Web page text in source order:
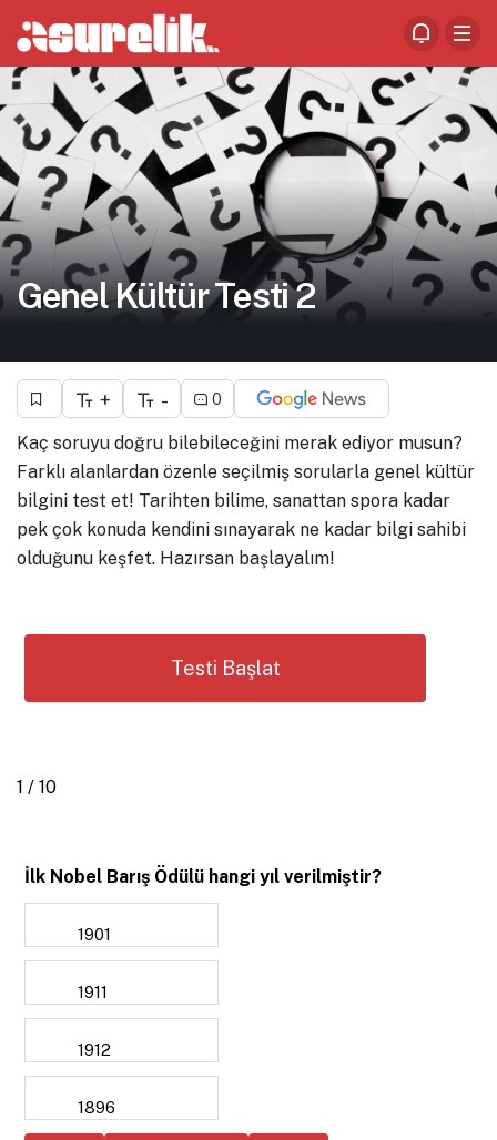
Genel Kültür Testi 2
+ - 0
Kaç soruyu doğru bilebileceğini merak ediyor musun?
Farklı alanlardan özenle seçilmiş sorularla genel kültür
bilgini test et! Tarihten bilime, sanattan spora kadar
pek çok konuda kendini sınayarak ne kadar bilgi sahibi
olduğunu keşfet. Hazırsan başlayalım!
1 / 10
İlk Nobel Barış Ödülü hangi yıl verilmiştir?
1901
1911
1912
1896